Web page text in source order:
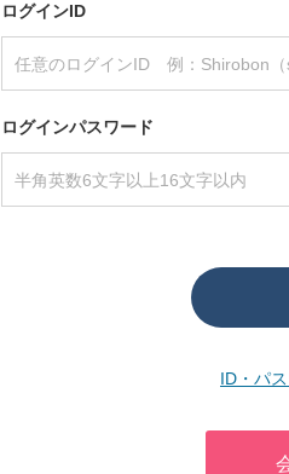
ログインID
ログインパスワード
ID・パ